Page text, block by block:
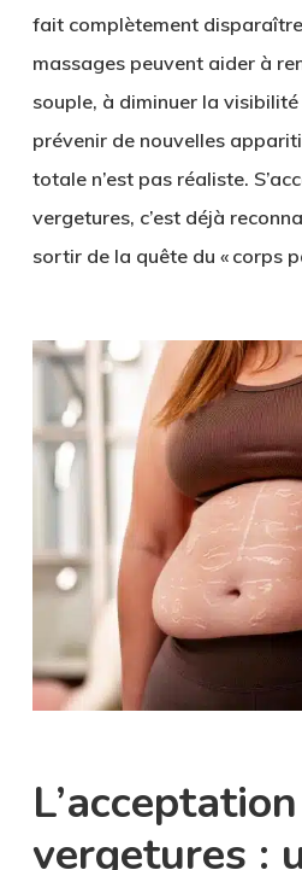
fait complètement
massages peuvent aider à
souple, à diminuer la
prévenir de nouvelles
totale n’est pas réaliste.
vergetures, c’est déjà
sortir de la quête du « corps
vergetures :